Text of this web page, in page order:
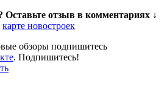
Оставьте отзыв в комментариях ↓
карте новостроек
обзоры подпишитесь
. Подпишитесь!